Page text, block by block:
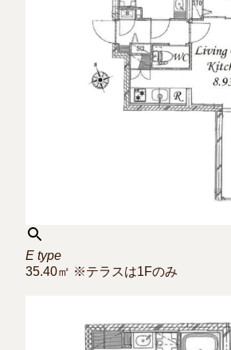
E type
35.40㎡ ※テラスは1Fのみ